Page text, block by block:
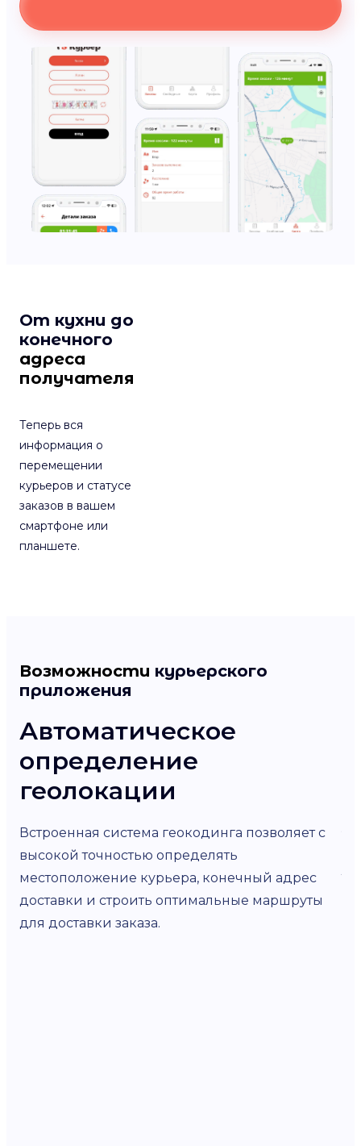
От кухни до
конечного
адреса
получателя
Теперь вся
информация о
перемещении
курьеров и статусе
заказов в вашем
смартфоне или
планшете.
Возможности курьерского
приложения
Автоматическое
определение
геолокации
Встроенная система геокодинга позволяет с
высокой точностью определять
местоположение курьера, конечный адрес
доставки и строить оптимальные маршруты
для доставки заказа.